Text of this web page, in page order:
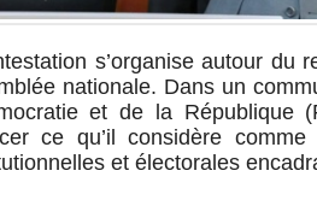
s’organise autour du
nationale. Dans un
et de la République
ce qu’il considère
et électorales